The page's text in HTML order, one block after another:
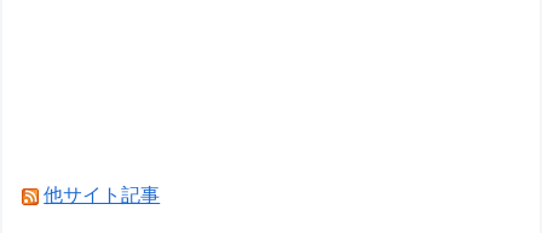
【遊戯王】1億DL記念「福引」の格差ヤバくな
他サイト記事